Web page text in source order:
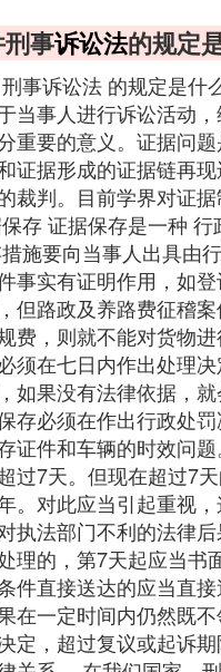
事诉讼法的规定
事诉讼法 的规定是什
当事人进行诉讼活动
重要的意义。证据问
证据形成的证据链再
裁判。目前学界对证
存 证据保存是一种
施要向当事人出具由
事实有证明作用，如
但路政及养路费征稽
费，则就不能对货物
须在七日内作出处理
如果没有法律依据，
存必须在作出行政处
证件和车辆的时效问
过7天。但现在超过7
。对此应当引起重视
执法部门不利的法律
理的，第7天起应当书
件直接送达的应当直
在一定时间内仍然既
定，超过复议或起诉